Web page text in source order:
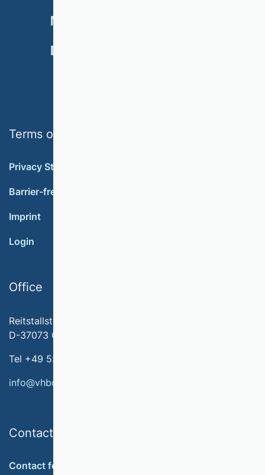
NEWSLETTER
DONATE
Terms of use
Privacy Statement
Barrier-free accessibility
Imprint
Login
Office
Reitstallstr. 7
D-37073 Göttingen
Tel +49 551 79778-566
info@vhbonline.org
Contact
Contact form